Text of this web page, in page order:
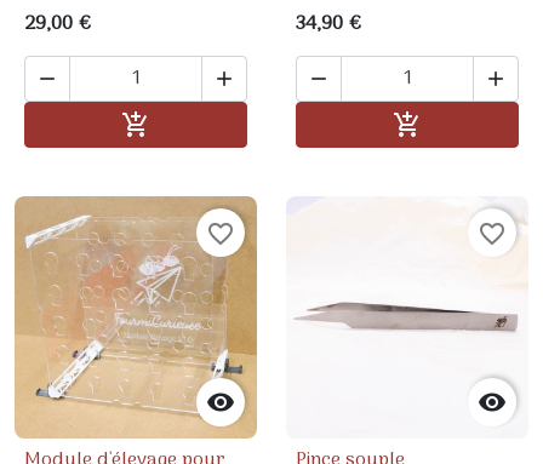
29,00 €
 

34,90 €
 


favorite_border

favorite_border